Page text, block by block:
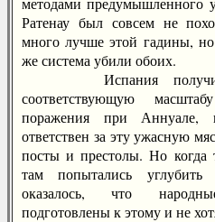
Ратенау был совсем не
много лучше этой гадины,
же система убили обоих.
Испания получила
соответствующую
поражения при
ответствен за эту ужасную
посты и престолы. Но когда
там попытались
оказалось, что
подготовлены к этому и не